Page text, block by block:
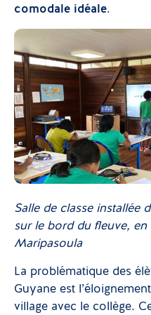
comodale idéale.
Salle de classe installée
sur le bord du fleuve,
Maripasoula
La problématique des
Guyane est
village avec le collège.